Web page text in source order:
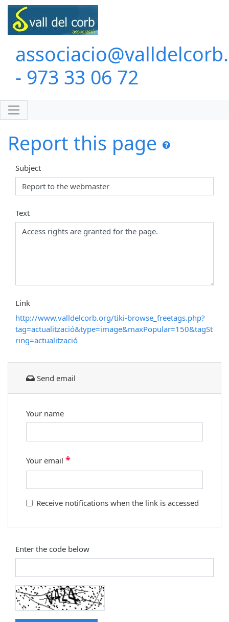
- 973 33 06 72
Report this page
Subject
Text
Link
http://www.valldelcorb.org/tiki-browse_freetags.php?
tag=actualització&type=image&maxPopular=150&tagSt
ring=actualització
Send email
Your name
Your email *
Receive notifications when the link is accessed
Enter the code below